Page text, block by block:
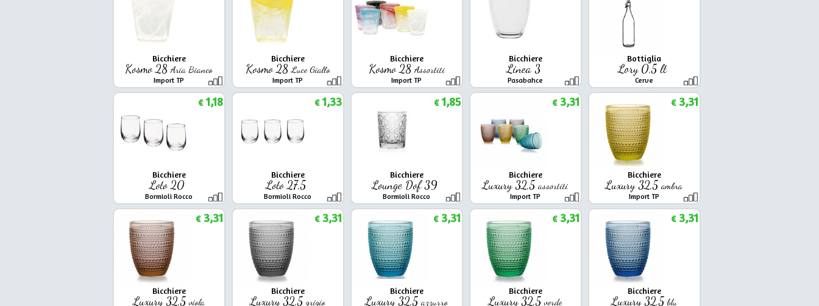
Bicchiere
Kosmo 28 Aria Bianco
Import TP
Bicchiere
Kosmo 28Luce Giallo
Import TP
Bicchiere
Kosmo 28 Assortiti
Import TP
Bicchiere
Linea 3
Pasabahce
Bottiglia
Lory 0,5 lt
Cerve
Bicchiere
Loto 20
Bormioli Rocco
€1,18
Bicchiere
Loto 27,5
Bormioli Rocco
€1,33
Bicchiere
Lounge Dof 39
Bormioli Rocco
€1,85
Bicchiere
Luxury 32,5 assortiti
Import TP
€3,31
Bicchiere
Luxury 32,5 ambra
Import TP
€3,31
Bicchiere
Luxury 32,5 viola
€3,31
Bicchiere
Luxury 32,5 grigio
€3,31
Bicchiere
Luxury 32,5 azzurro
€3,31
Bicchiere
Luxury 32,5 verde
€3,31
Bicchiere
Luxury 32,5 blu
€3,31